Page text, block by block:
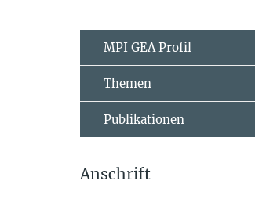
MPI GEA Profil
Themen
Publikationen
Anschrift